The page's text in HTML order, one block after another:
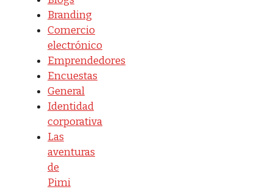
Branding
Comercio
electrónico
Emprendedores
Encuestas
General
Identidad
corporativa
Las
aventuras
de
Pimi